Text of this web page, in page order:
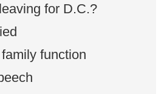
for D.C.?
function